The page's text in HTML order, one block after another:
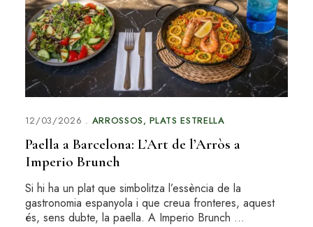
12/03/2026 ARROSSOS PLATS ESTRELLA
Paella a Barcelona: L’Art de l’Arròs a
Imperio Brunch
Si hi ha un plat que simbolitza l’essència de la
gastronomia espanyola i que creua fronteres, aquest
és, sens dubte, la paella. A Imperio Brunch …